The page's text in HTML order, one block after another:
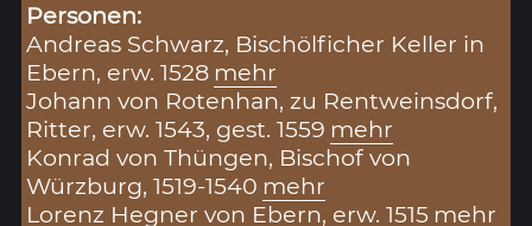
Personen:
Andreas Schwarz, Bischölficher Keller in
Ebern, erw. 1528 mehr
Johann von Rotenhan, zu Rentweinsdorf,
Ritter, erw. 1543, gest. 1559 mehr
Konrad von Thüngen, Bischof von
Würzburg, 1519-1540 mehr
Lorenz Hegner von Ebern, erw. 1515 mehr